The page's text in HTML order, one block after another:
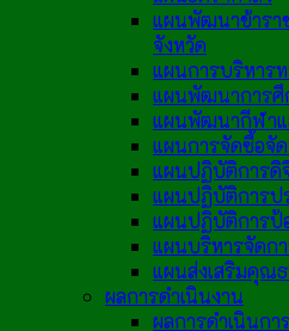
แผนพัฒนาข้ารา
จังหวัด
แผนการบริหาร
แผนพัฒนาการศึ
แผนพัฒนากีฬา
แผนการจัดซื้อจัด
แผนปฏิบัติการดิ
แผนปฏิบัติการป
แผนปฏิบัติการป้
แผนบริหารจัดกา
แผนส่งเสริมคุณ
ผลการดำเนินงาน
ผลการดำเนินกา